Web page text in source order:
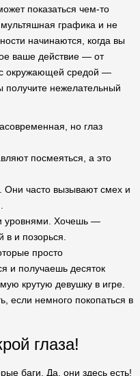
показаться чем-то
графика и не
начинаются, когда вы
ваше действие — от
с окружающей средой —
получите нежелательный
но глаз
посмеяться, а это
часто вызывают смех и
уровнями. Хочешь —
и позорься.
просто
и получаешь десяток
крутую девушку в игре.
если немного покопаться в
глаза!
баги. Да, они здесь есть!